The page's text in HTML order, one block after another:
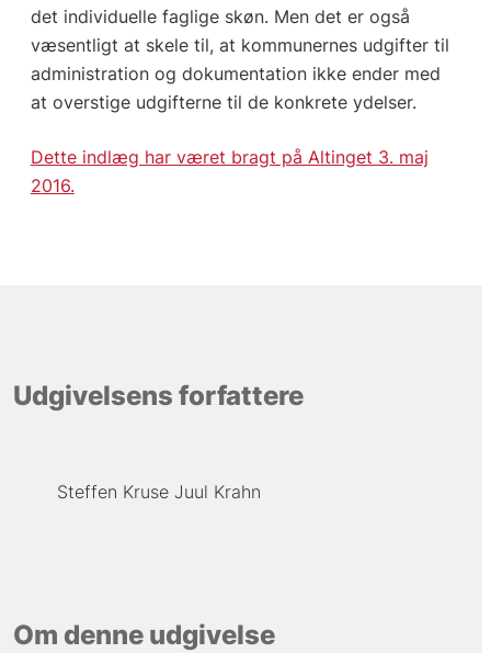
det individuelle faglige skøn. Men det er også
væsentligt at skele til, at kommunernes udgifter til
administration og dokumentation ikke ender med
at overstige udgifterne til de konkrete ydelser.
Dette indlæg har været bragt på Altinget 3. maj
2016.
Udgivelsens forfattere
Steffen Kruse Juul Krahn
Om denne udgivelse